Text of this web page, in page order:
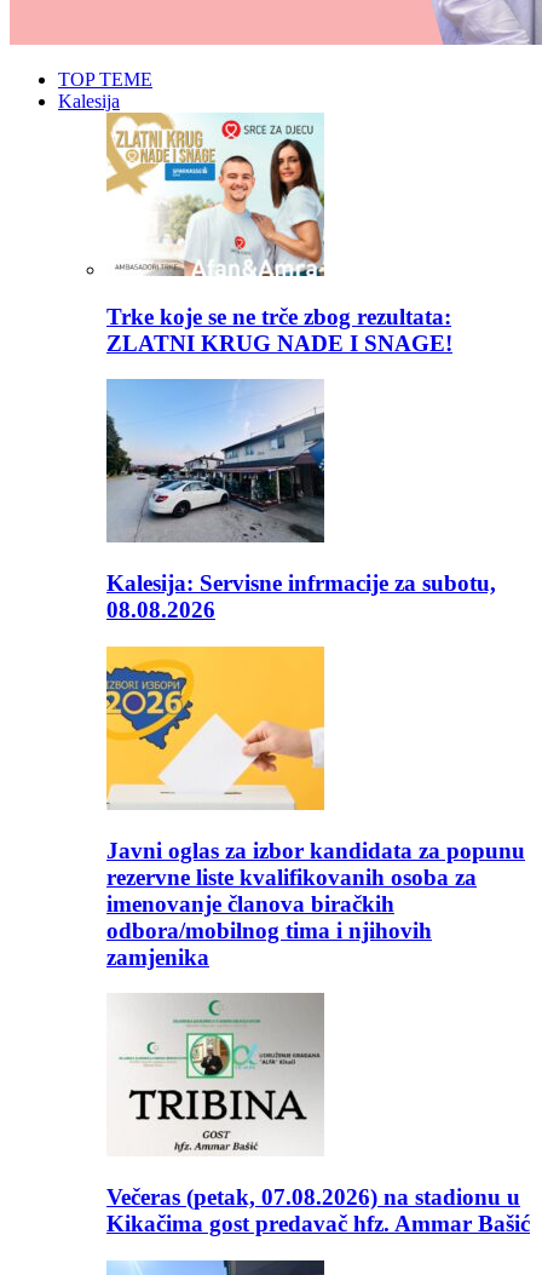
TOP TEME
Kalesija
Trke koje se ne trče zbog rezultata:
ZLATNI KRUG NADE I SNAGE!
Kalesija: Servisne infrmacije za subotu,
08.08.2026
Javni oglas za izbor kandidata za popunu
rezervne liste kvalifikovanih osoba za
imenovanje članova biračkih
odbora/mobilnog tima i njihovih
zamjenika
Večeras (petak, 07.08.2026) na stadionu u
Kikačima gost predavač hfz. Ammar Bašić